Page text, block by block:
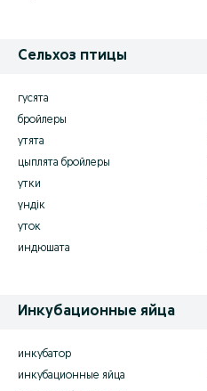
Сельхоз птицы
гусята
бройлеры
утята
цыплята бройлеры
утки
үндік
уток
индюшата
Инкубационные яйца
инкубатор
инкубационные яйца